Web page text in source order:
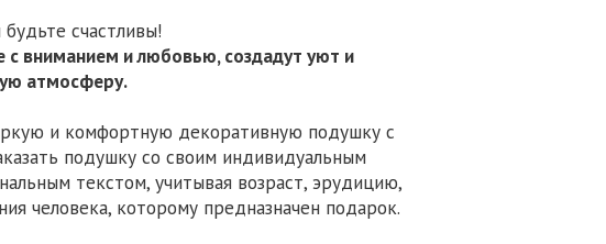
счастливы!
вниманием и любовью, создадут уют и
атмосферу.
и комфортную декоративную подушку с
подушку со своим индивидуальным
текстом, учитывая возраст, эрудицию,
человека, которому предназначен подарок.